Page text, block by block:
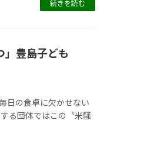
続きを読む
」豊島子ども
日の食卓に欠かせない
る団体ではこの〝米騒